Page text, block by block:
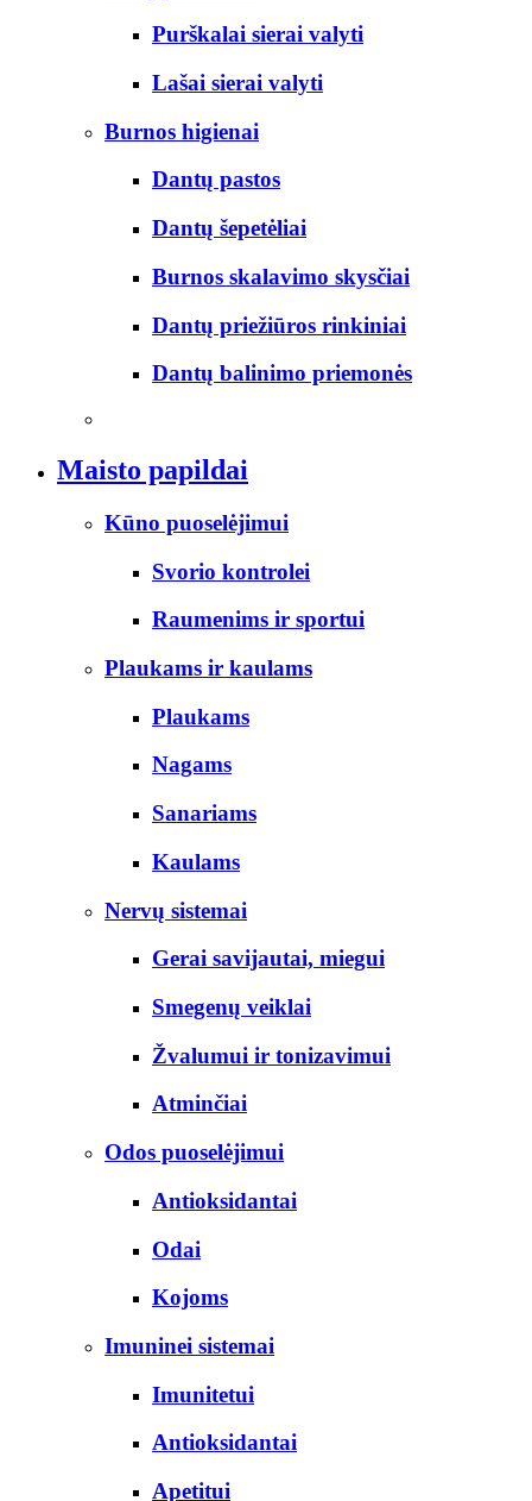
Purškalai sierai valyti
Lašai sierai valyti
Burnos higienai
Dantų pastos
Dantų šepetėliai
Burnos skalavimo skysčiai
Dantų priežiūros rinkiniai
Dantų balinimo priemonės
Maisto papildai
Kūno puoselėjimui
Svorio kontrolei
Raumenims ir sportui
Plaukams ir kaulams
Plaukams
Nagams
Sanariams
Kaulams
Nervų sistemai
Gerai savijautai, miegui
Smegenų veiklai
Žvalumui ir tonizavimui
Atminčiai
Odos puoselėjimui
Antioksidantai
Odai
Kojoms
Imuninei sistemai
Imunitetui
Antioksidantai
Apetitui